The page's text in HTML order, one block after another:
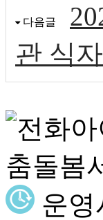
다음글
관 식
춤돌봄
운영